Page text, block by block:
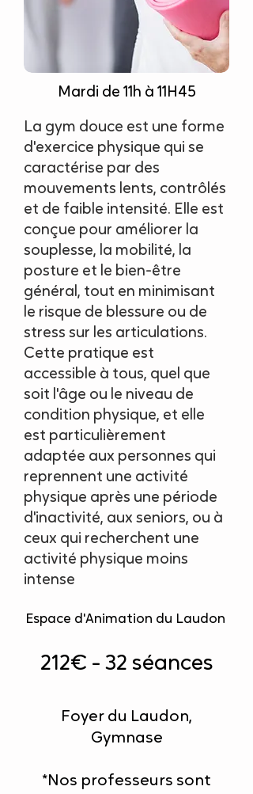
Mardi de 11h à 11H45
La gym douce est une forme
d'exercice physique qui se
caractérise par des
mouvements lents, contrôlés
et de faible intensité. Elle est
conçue pour améliorer la
souplesse, la mobilité, la
posture et le bien-être
général, tout en minimisant
le risque de blessure ou de
stress sur les articulations.
Cette pratique est
accessible à tous, quel que
soit l'âge ou le niveau de
condition physique, et elle
est particulièrement
adaptée aux personnes qui
reprennent une activité
physique après une période
d'inactivité, aux seniors, ou à
ceux qui recherchent une
activité physique moins
intense
Espace d'Animation du Laudon
212€ - 32 séances
​Foyer du Laudon,
Gymnase
*Nos professeurs sont